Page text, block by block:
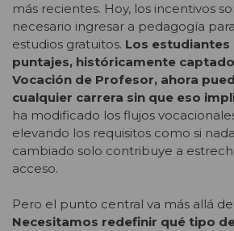
más recientes. Hoy, los incentivos
necesario ingresar a pedagogía
estudios gratuitos. Los estudiantes
puntajes, históricamente
Vocación de Profesor, ahora
cualquier carrera sin que eso
ha modificado los flujos
elevando los requisitos como si
cambiado solo contribuye a
acceso.
Pero el punto central va más allá
Necesitamos redefinir qué tipo